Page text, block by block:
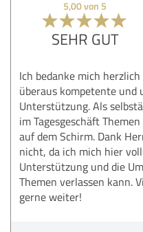
5,00 von 5
SEHR GUT
Ich bedanke mich
überaus kompetente und
Unterstützung. Als
im Tagesgeschäft
auf dem Schirm. Dank
nicht, da ich mich hier
Unterstützung und die
Themen verlassen kann.
gerne weiter!